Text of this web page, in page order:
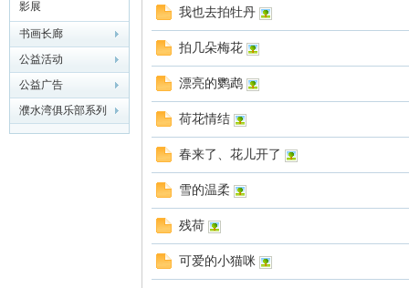
华
影展
书画长廊
公益活动
公益广告
濮水湾俱乐部系列
我也去拍牡丹
拍几朵梅花
漂亮的鹦鹉
荷花情结
春来了、花儿开了
雪的温柔
残荷
可爱的小猫咪